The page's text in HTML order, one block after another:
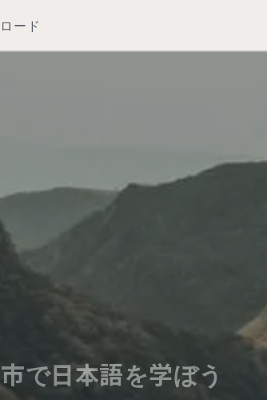
ード
で日本語を学ぼう